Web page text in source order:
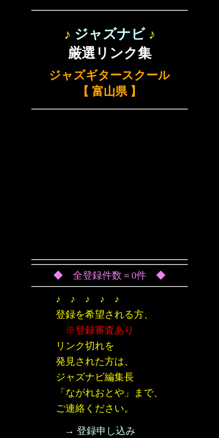
♪ ジャズナビ♪
厳選リンク集
ジャズギタースクール
【 富山県 】
◆ 全登録件数＝0件 ◆
♪ ♪ ♪ ♪ ♪
登録を希望される方、
※登録審査あり
リンク切れを
発見された方は、
ジャズナビ編集長
「ながれおとや」まで、
ご連絡ください。
→ 登録申し込み